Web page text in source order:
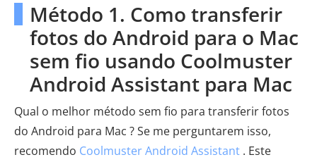
Método 1. Como transferir
fotos do Android para o Mac
sem fio usando Coolmuster
Android Assistant para Mac
Qual o melhor método sem fio para transferir fotos
do Android para Mac ? Se me perguntarem isso,
recomendo Coolmuster Android Assistant . Este